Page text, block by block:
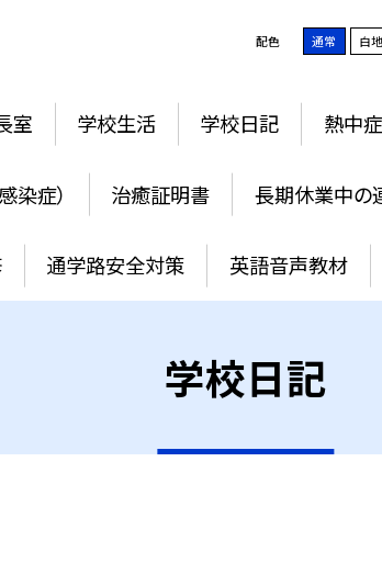
配色 通常 白地
室 学校生活 学校日記 熱中
染症） 治癒証明書 長期休業中の
通学路安全対策 英語音声教材
学校日記